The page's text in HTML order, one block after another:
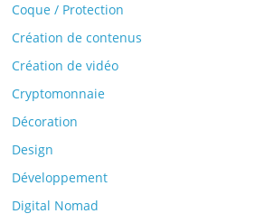
Coque / Protection
Création de contenus
Création de vidéo
Cryptomonnaie
Décoration
Design
Développement
Digital Nomad